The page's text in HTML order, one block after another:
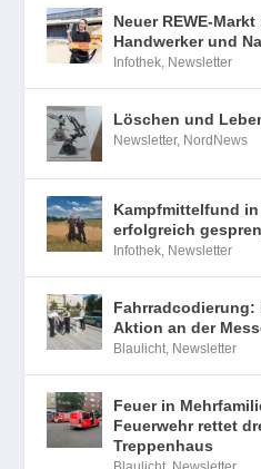
Neuer REWE-
Handwerker und
Infothek, Newsletter
Löschen und
Newsletter, NordNews
Kampfmittelfund
erfolgreich
Infothek, Newsletter
Aktion an der
Blaulicht, Newsletter
Feuer in
Feuerwehr rettet
Treppenhaus